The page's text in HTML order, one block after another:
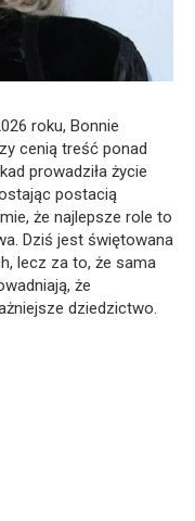
roku, Bonnie
cenią treść ponad
prowadziła życie
postacią
że najlepsze role to
Dziś jest świętowana
lecz za to, że sama
że
dziedzictwo.